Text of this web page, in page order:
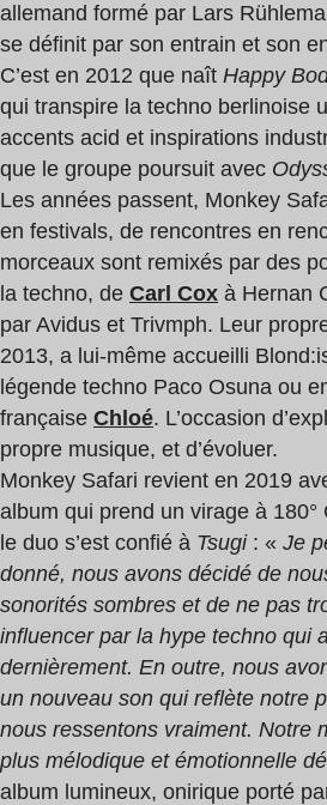
allemand formé par Lars
se définit par son entrain et son
C’est en 2012 que naît Happy
qui transpire la techno berlinoise
accents acid et inspirations
que le groupe poursuit avec
Les années passent, Monkey
en festivals, de rencontres en
morceaux sont remixés par des
la techno, de Carl Cox à Hernan
par Avidus et Trivmph. Leur
2013, a lui-même accueilli
légende techno Paco Osuna ou
française Chloé. L’occasion
propre musique, et d’évoluer.
Monkey Safari revient en 2019
album qui prend un virage à 180°
le duo s’est confié à Tsugi: « Je
donné, nous avons décidé de
sonorités sombres et de ne pas
influencer par la hype techno qui
dernièrement. En outre, nous
un nouveau son qui reflète notre
nous ressentons vraiment. Notre
plus mélodique et émotionnelle
album lumineux, onirique porté